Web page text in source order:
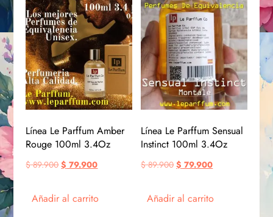
Línea Le Parffum Amber
Rouge 100ml 3.4Oz
$89.900 $ 79.900
Añadir al carrito
Línea Le Parffum Sensual
Instinct 100ml 3.4Oz
$89.900 $ 79.900
Añadir al carrito